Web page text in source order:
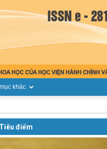
khác
Tiêu điểm